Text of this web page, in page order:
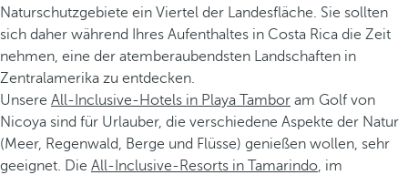
Naturschutzgebiete ein Viertel der Landesfläche. Sie sollten
sich daher während Ihres Aufenthaltes in Costa Rica die Zeit
nehmen, eine der atemberaubendsten Landschaften in
Zentralamerika zu entdecken.
Unsere All-Inclusive-Hotels in Playa Tambor am Golf von
Nicoya sind für Urlauber, die verschiedene Aspekte der Natur
(Meer, Regenwald, Berge und Flüsse) genießen wollen, sehr
geeignet. Die All-Inclusive-Resorts in Tamarindo, im